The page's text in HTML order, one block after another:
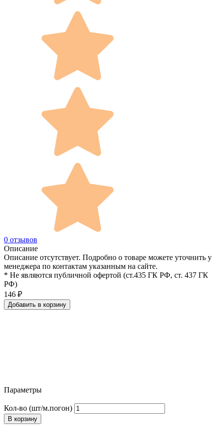
0 отзывов
Описание
Описание отсутствует. Подробно о товаре можете уточнить у
менеджера по контактам указанным на сайте.
* Не являются публичной офертой (ст.435 ГК РФ, cт. 437 ГК
РФ)
146 ₽
Добавить в корзину
Параметры
Кол-во (шт/м.погон)
В корзину